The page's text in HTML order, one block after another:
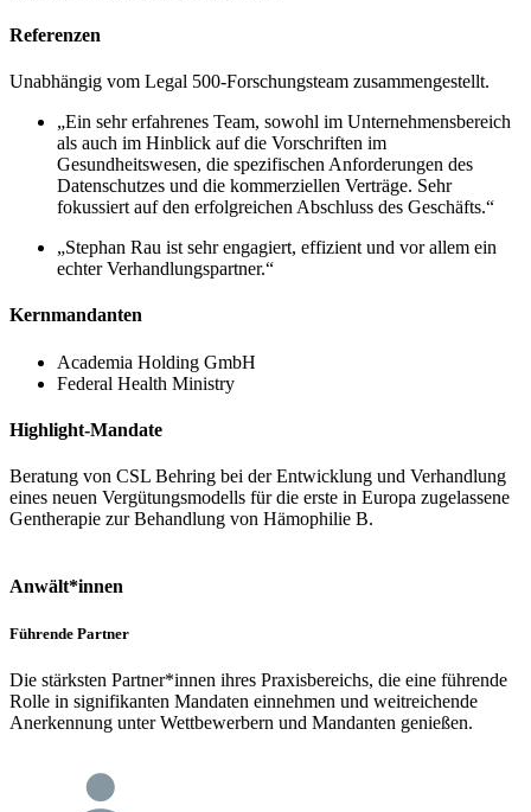
Referenzen
Unabhängig vom Legal 500-Forschungsteam zusammengestellt.
„Ein sehr erfahrenes Team, sowohl im Unternehmensbereich
als auch im Hinblick auf die Vorschriften im
Gesundheitswesen, die spezifischen Anforderungen des
Datenschutzes und die kommerziellen Verträge. Sehr
fokussiert auf den erfolgreichen Abschluss des Geschäfts.“
„Stephan Rau ist sehr engagiert, effizient und vor allem ein
echter Verhandlungspartner.“
Kernmandanten
Academia Holding GmbH
Federal Health Ministry
Highlight-Mandate
Beratung von CSL Behring bei der Entwicklung und Verhandlung
eines neuen Vergütungsmodells für die erste in Europa zugelassene
Gentherapie zur Behandlung von Hämophilie B.
Anwält*innen
Führende Partner
Die stärksten Partner*innen ihres Praxisbereichs, die eine führende
Rolle in signifikanten Mandaten einnehmen und weitreichende
Anerkennung unter Wettbewerbern und Mandanten genießen.